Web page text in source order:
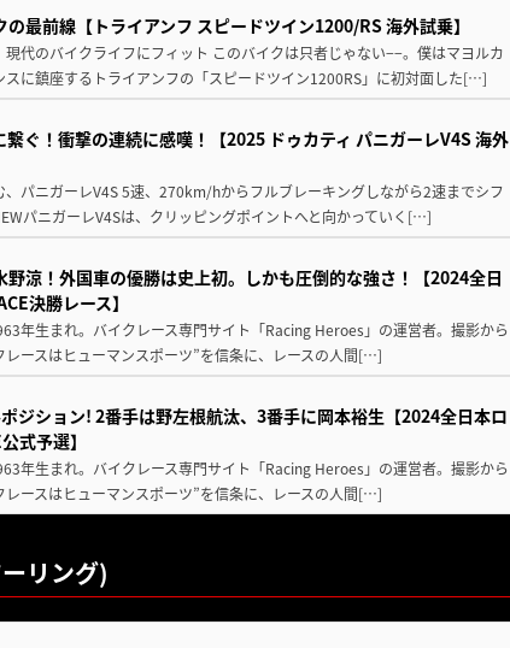
最前線【トライアンフ スピードツイン1200/RS 海外試乗】
代のバイクライフにフィット このバイクは只者じゃない−−。僕はマヨルカ
スに鎮座するトライアンフの「スピードツイン1200RS」に初対面した[…]
ぐ！衝撃の連続に感嘆！【2025 ドゥカティ パニガーレV4S 海外
パニガーレV4S 5速、270km/hからフルブレーキングしながら2速までシフ
パニガーレV4Sは、クリッピングポイントへと向かっていく[…]
涼！外国車の優勝は史上初。しかも圧倒的な強さ！【2024全日
決勝レース】
年生まれ。バイクレース専門サイト「Racing Heroes」の運営者。撮影から
レースはヒューマンスポーツ”を信条に、レースの人間[…]
ジション! 2番手は野左根航汰、3番手に岡本裕生【2024全日本ロ
式予選】
年生まれ。バイクレース専門サイト「Racing Heroes」の運営者。撮影から
レースはヒューマンスポーツ”を信条に、レースの人間[…]
リング)